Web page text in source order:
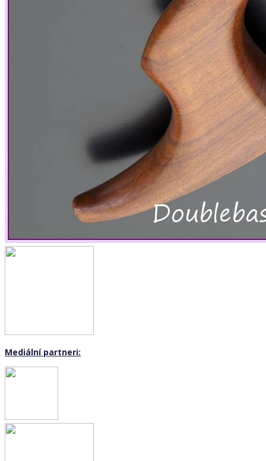
Mediální partneri: